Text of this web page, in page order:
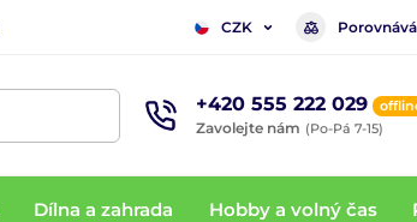
CZK
+420 555 222 029
Zavolejte nám (Po-Pá 7-15)
Dílna a zahrada Hobby a volný čas